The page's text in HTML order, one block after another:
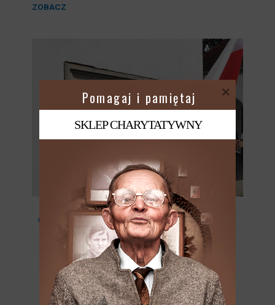
ZOBACZ
WPIS NA BLOGU – KLIKNIJ TUTAJ
SKLEP CHARYTATYWNY
Pomagaj i pamiętaj